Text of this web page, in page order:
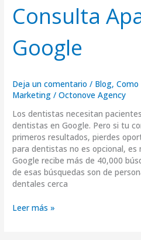
Consulta
Google
Deja un comentario / Blog,
Marketing /Octonove Agency
Los dentistas necesitan
dentistas en Google. Pero si tu
primeros resultados, pierdes
para dentistas no es opcional, es
Google recibe más de 40,000
de esas búsquedas son de
dentales cerca
Aparezca
en
Leer más »